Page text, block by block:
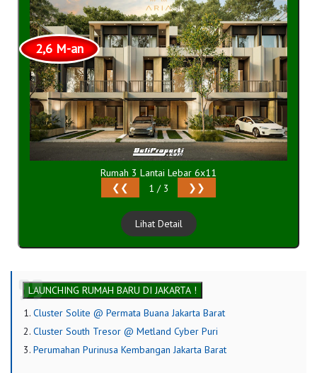
2,6 M-an
Rumah 3 Lantai Lebar 6x11
1 / 3
❮❮ ❯❯
Lihat Detail
LAUNCHING RUMAH BARU DI JAKARTA !
Cluster Solite @ Permata Buana Jakarta Barat
Cluster South Tresor @ Metland Cyber Puri
Perumahan Purinusa Kembangan Jakarta Barat